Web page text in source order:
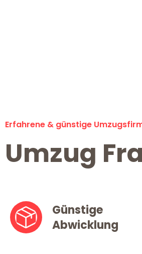
Erfahrene & günstige
Umzug
Günstige
Abwicklung